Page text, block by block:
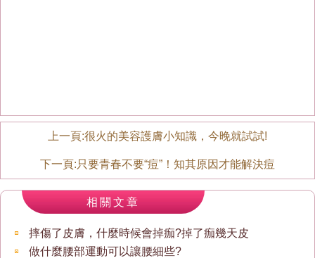
上一頁:很火的美容護膚小知識，今晚就試試!
下一頁: 只要青春不要“痘”！知其原因才能解決痘
相關文章
摔傷了皮膚，什麼時候會掉痂?掉了痂幾天皮
做什麼腰部運動可以讓腰細些?